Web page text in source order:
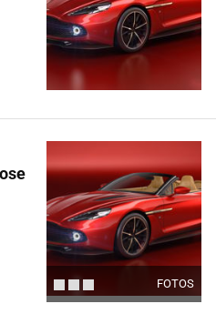
FOTOS